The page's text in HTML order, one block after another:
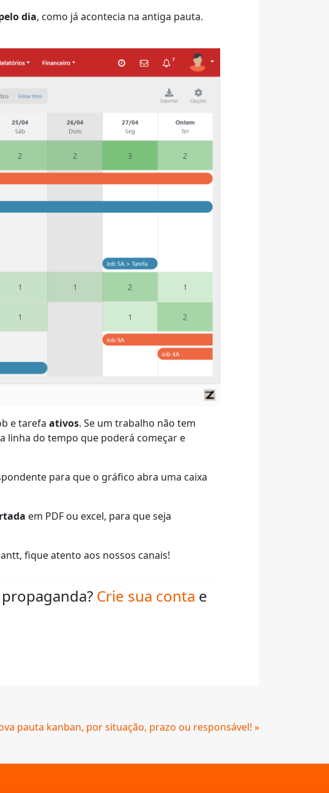
dia, como já acontecia na antiga pauta.
e tarefa ativos. Se um trabalho não tem
linha do tempo que poderá começar e
para que o gráfico abra uma caixa
em PDF ou excel, para que seja
fique atento aos nossos canais!
Crie sua conta e
pauta kanban, por situação, prazo ou responsável! »